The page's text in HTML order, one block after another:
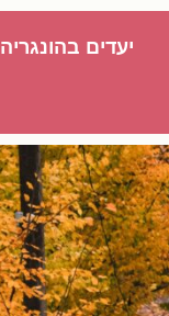
יעדים בהונגריה